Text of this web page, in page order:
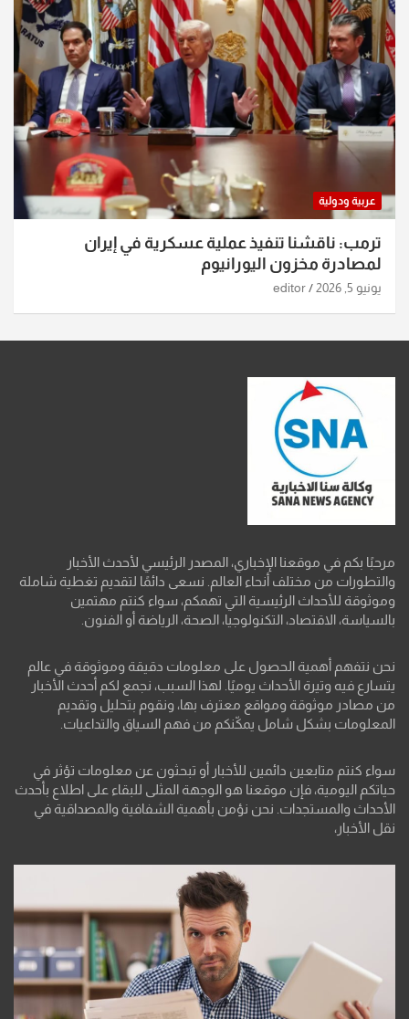
عربية ودولية
ترمب: ناقشنا تنفيذ عملية عسكرية في إيران
لمصادرة مخزون اليورانيوم
يونيو 5, 2026 editor
مرحبًا بكم في موقعنا الإخباري، المصدر الرئيسي لأحدث الأخبار
والتطورات من مختلف أنحاء العالم. نسعى دائمًا لتقديم تغطية شاملة
وموثوقة للأحداث الرئيسية التي تهمكم، سواء كنتم مهتمين
بالسياسة، الاقتصاد، التكنولوجيا، الصحة، الرياضة أو الفنون.
نحن نتفهم أهمية الحصول على معلومات دقيقة وموثوقة في عالم
يتسارع فيه وتيرة الأحداث يوميًا. لهذا السبب، نجمع لكم أحدث الأخبار
من مصادر موثوقة ومواقع معترف بها، ونقوم بتحليل وتقديم
المعلومات بشكل شامل يمكّنكم من فهم السياق والتداعيات.
سواء كنتم متابعين دائمين للأخبار أو تبحثون عن معلومات تؤثر في
حياتكم اليومية، فإن موقعنا هو الوجهة المثلى للبقاء على اطلاع بأحدث
الأحداث والمستجدات. نحن نؤمن بأهمية الشفافية والمصداقية في
نقل الأخبار،